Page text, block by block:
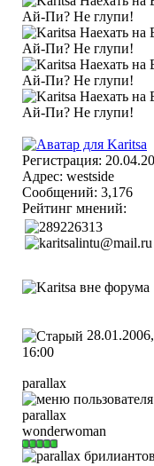
Регистрация:
Адрес: westside
Сообщений: 3,176
Рейтинг мнений:
28.01.2006,
16:00
parallax
wonderwoman